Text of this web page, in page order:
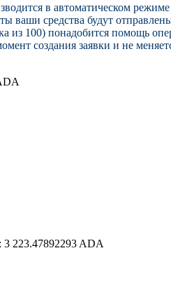
в автоматическом
ваши средства будут
из 100) понадобится помощь
создания заявки и не
3 223.47892293 ADA